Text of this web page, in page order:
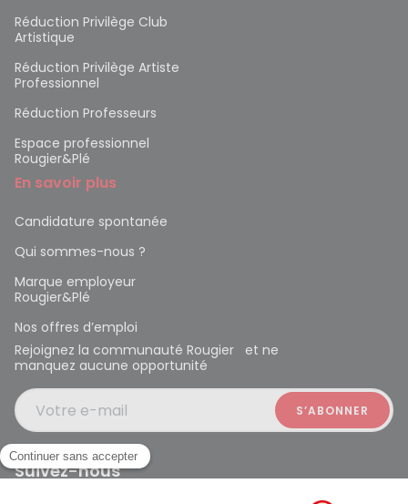
Réduction Privilège Club
Artistique
Réduction Privilège Artiste
Professionnel
Réduction Professeurs
Espace professionnel
Rougier&Plé
En savoir plus
Candidature spontanée
Qui sommes-nous ?
Marque employeur
Rougier&Plé
Nos offres d’emploi
Rejoignez la communauté Rougier et ne
manquez aucune opportunité
Votre e-mail
Suivez-nous